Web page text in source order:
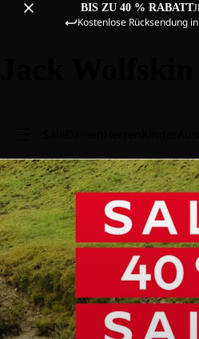
BIS ZU 40 % RABATT
Kostenlose Rücksendung